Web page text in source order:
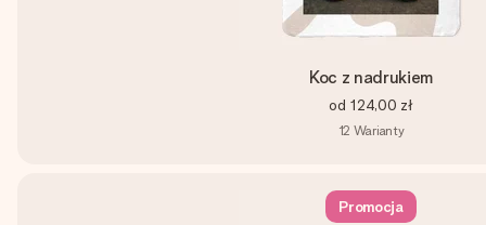
Koc z nadrukiem
od 124,00 zł
12 Warianty
Promocja